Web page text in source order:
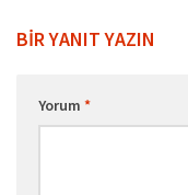
BIR YANIT YAZIN
Yorum *